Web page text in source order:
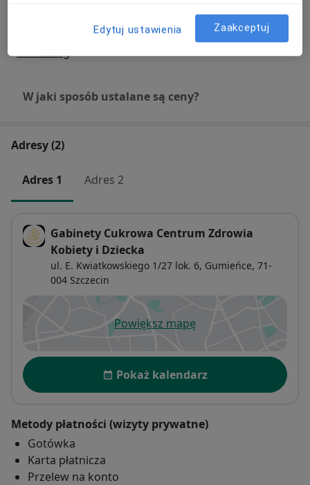
+ 11 usług
W jaki sposób ustalane są ceny?
Adresy (2)
Adres 1 Adres 2
Gabinety Cukrowa Centrum Zdrowia
Kobiety i Dziecka
ul. E. Kwiatkowskiego 1/27 lok. 6, Gumieńce, 71-
004 Szczecin
Powiększ mapęotwiera się w nowej karcie
Dostępność
Pokaż kalendarz
Metody płatności (wizyty prywatne)
Gotówka
Karta płatnicza
Przelew na konto
Edytuj ustawienia Zaakceptuj